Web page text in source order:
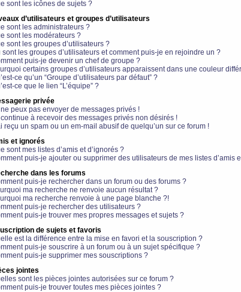
sont les icônes de sujets ?
d’utilisateurs et groupes d’utilisateurs
sont les administrateurs ?
sont les modérateurs ?
sont les groupes d’utilisateurs ?
sont les groupes d’utilisateurs et comment puis-je en rejoindre un ?
puis-je devenir un chef de groupe ?
certains groupes d’utilisateurs apparaissent dans une couleur
ce qu’un “Groupe d’utilisateurs par défaut” ?
ce que le lien “L’équipe” ?
privée
peux pas envoyer de messages privés !
à recevoir des messages privés non désirés !
reçu un spam ou un em-mail abusif de quelqu’un sur ce forum !
et ignorés
sont mes listes d’amis et d’ignorés ?
puis-je ajouter ou supprimer des utilisateurs de mes listes d’amis
dans les forums
puis-je rechercher dans un forum ou des forums ?
ma recherche ne renvoie aucun résultat ?
ma recherche renvoie à une page blanche ?!
puis-je rechercher des utilisateurs ?
puis-je trouver mes propres messages et sujets ?
de sujets et favoris
est la différence entre la mise en favori et la souscription ?
puis-je souscrire à un forum ou à un sujet spécifique ?
puis-je supprimer mes souscriptions ?
jointes
sont les pièces jointes autorisées sur ce forum ?
puis-je trouver toutes mes pièces jointes ?